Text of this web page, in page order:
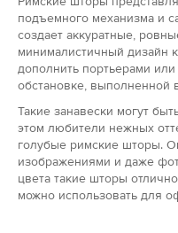
подъемного механизма и
создает аккуратные,
минималистичный дизайн
дополнить портьерами
обстановке, выполненной
Такие занавески могут
этом любители нежных
голубые римские шторы.
изображениями и даже
цвета такие шторы
можно использовать для